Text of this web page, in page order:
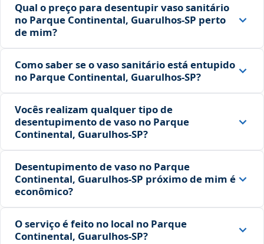
Qual o preço para desentupir vaso sanitário
no Parque Continental, Guarulhos‑SP perto
de mim?
Como saber se o vaso sanitário está entupido
no Parque Continental, Guarulhos‑SP?
Vocês realizam qualquer tipo de
desentupimento de vaso no Parque
Continental, Guarulhos‑SP?
Desentupimento de vaso no Parque
Continental, Guarulhos‑SP próximo de mim é
econômico?
O serviço é feito no local no Parque
Continental, Guarulhos‑SP?